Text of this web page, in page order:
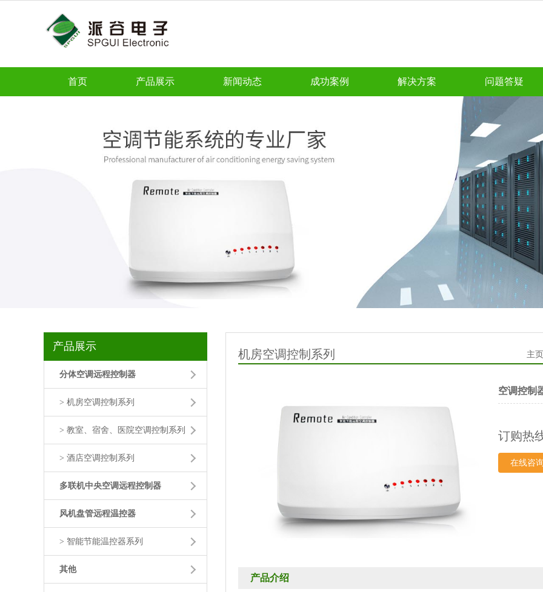
首页 产品展示 新闻动态 成功案例 解决方案 问题答疑
产品展示
分体空调远程控制器
> 机房空调控制系列
> 教室、宿舍、医院空调控制系列
> 酒店空调控制系列
多联机中央空调远程控制器
风机盘管远程温控器
> 智能节能温控器系列
其他
机房空调控制系列 主页
空调控制
订购热
在线咨
产品介绍